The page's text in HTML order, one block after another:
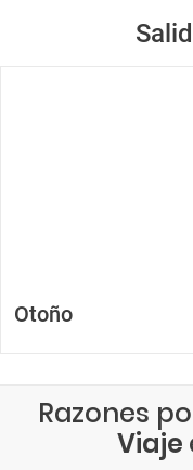
Otoño
Razones
Viaje